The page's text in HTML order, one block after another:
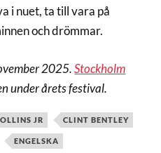
i nuet, ta till vara på
och drömmar.
2025.Stockholm
under årets festival.
JR CLINT BENTLEY
ENGELSKA